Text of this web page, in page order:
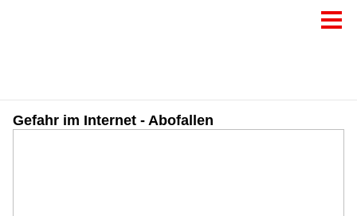
Gefahr im Internet - Abofallen